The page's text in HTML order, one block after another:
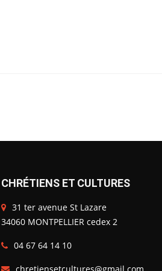
CHRÉTIENS ET CULTURES
31 ter avenue St Lazare
34060 MONTPELLIER cedex 2
04 67 64 14 10